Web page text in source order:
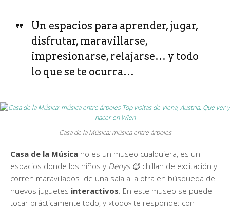
Un espacios para aprender, jugar,
disfrutar, maravillarse,
impresionarse, relajarse… y todo
lo que se te ocurra…
Casa de la Música: música entre árboles
Casa de la Música no es un museo cualquiera, es un
espacios donde los niños y Denys 😉 chillan de excitación y
corren maravillados de una sala a la otra en búsqueda de
nuevos juguetes interactivos . En este museo se puede
tocar prácticamente todo, y «todo» te responde: con